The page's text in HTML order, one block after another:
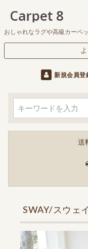
おしゃれなラグや高級カーペ
新規会員登
送
SWAY/スウェイ